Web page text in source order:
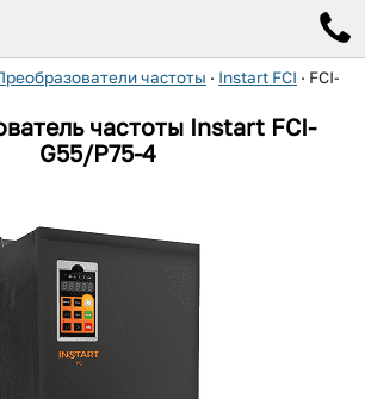
частоты · Instart FCI · FCI-
частоты Instart FCI-
G55/P75-4